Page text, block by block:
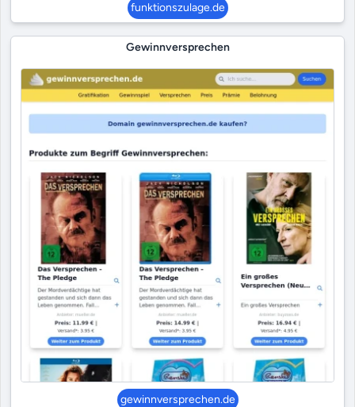
funktionszulage.de
Gewinnversprechen
gewinnversprechen.de